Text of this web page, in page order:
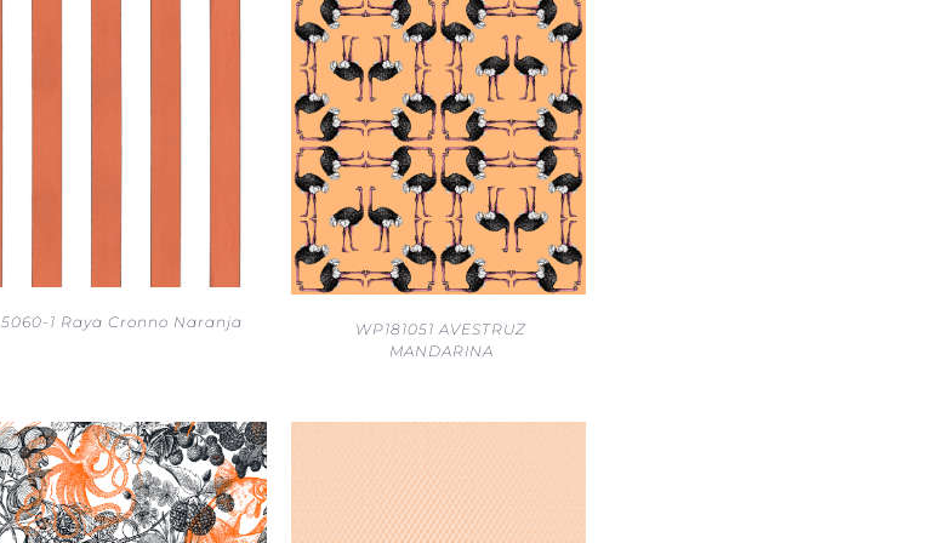
5060-1 Raya Cronno Naranja
WP181051 AVESTRUZ
MANDARINA